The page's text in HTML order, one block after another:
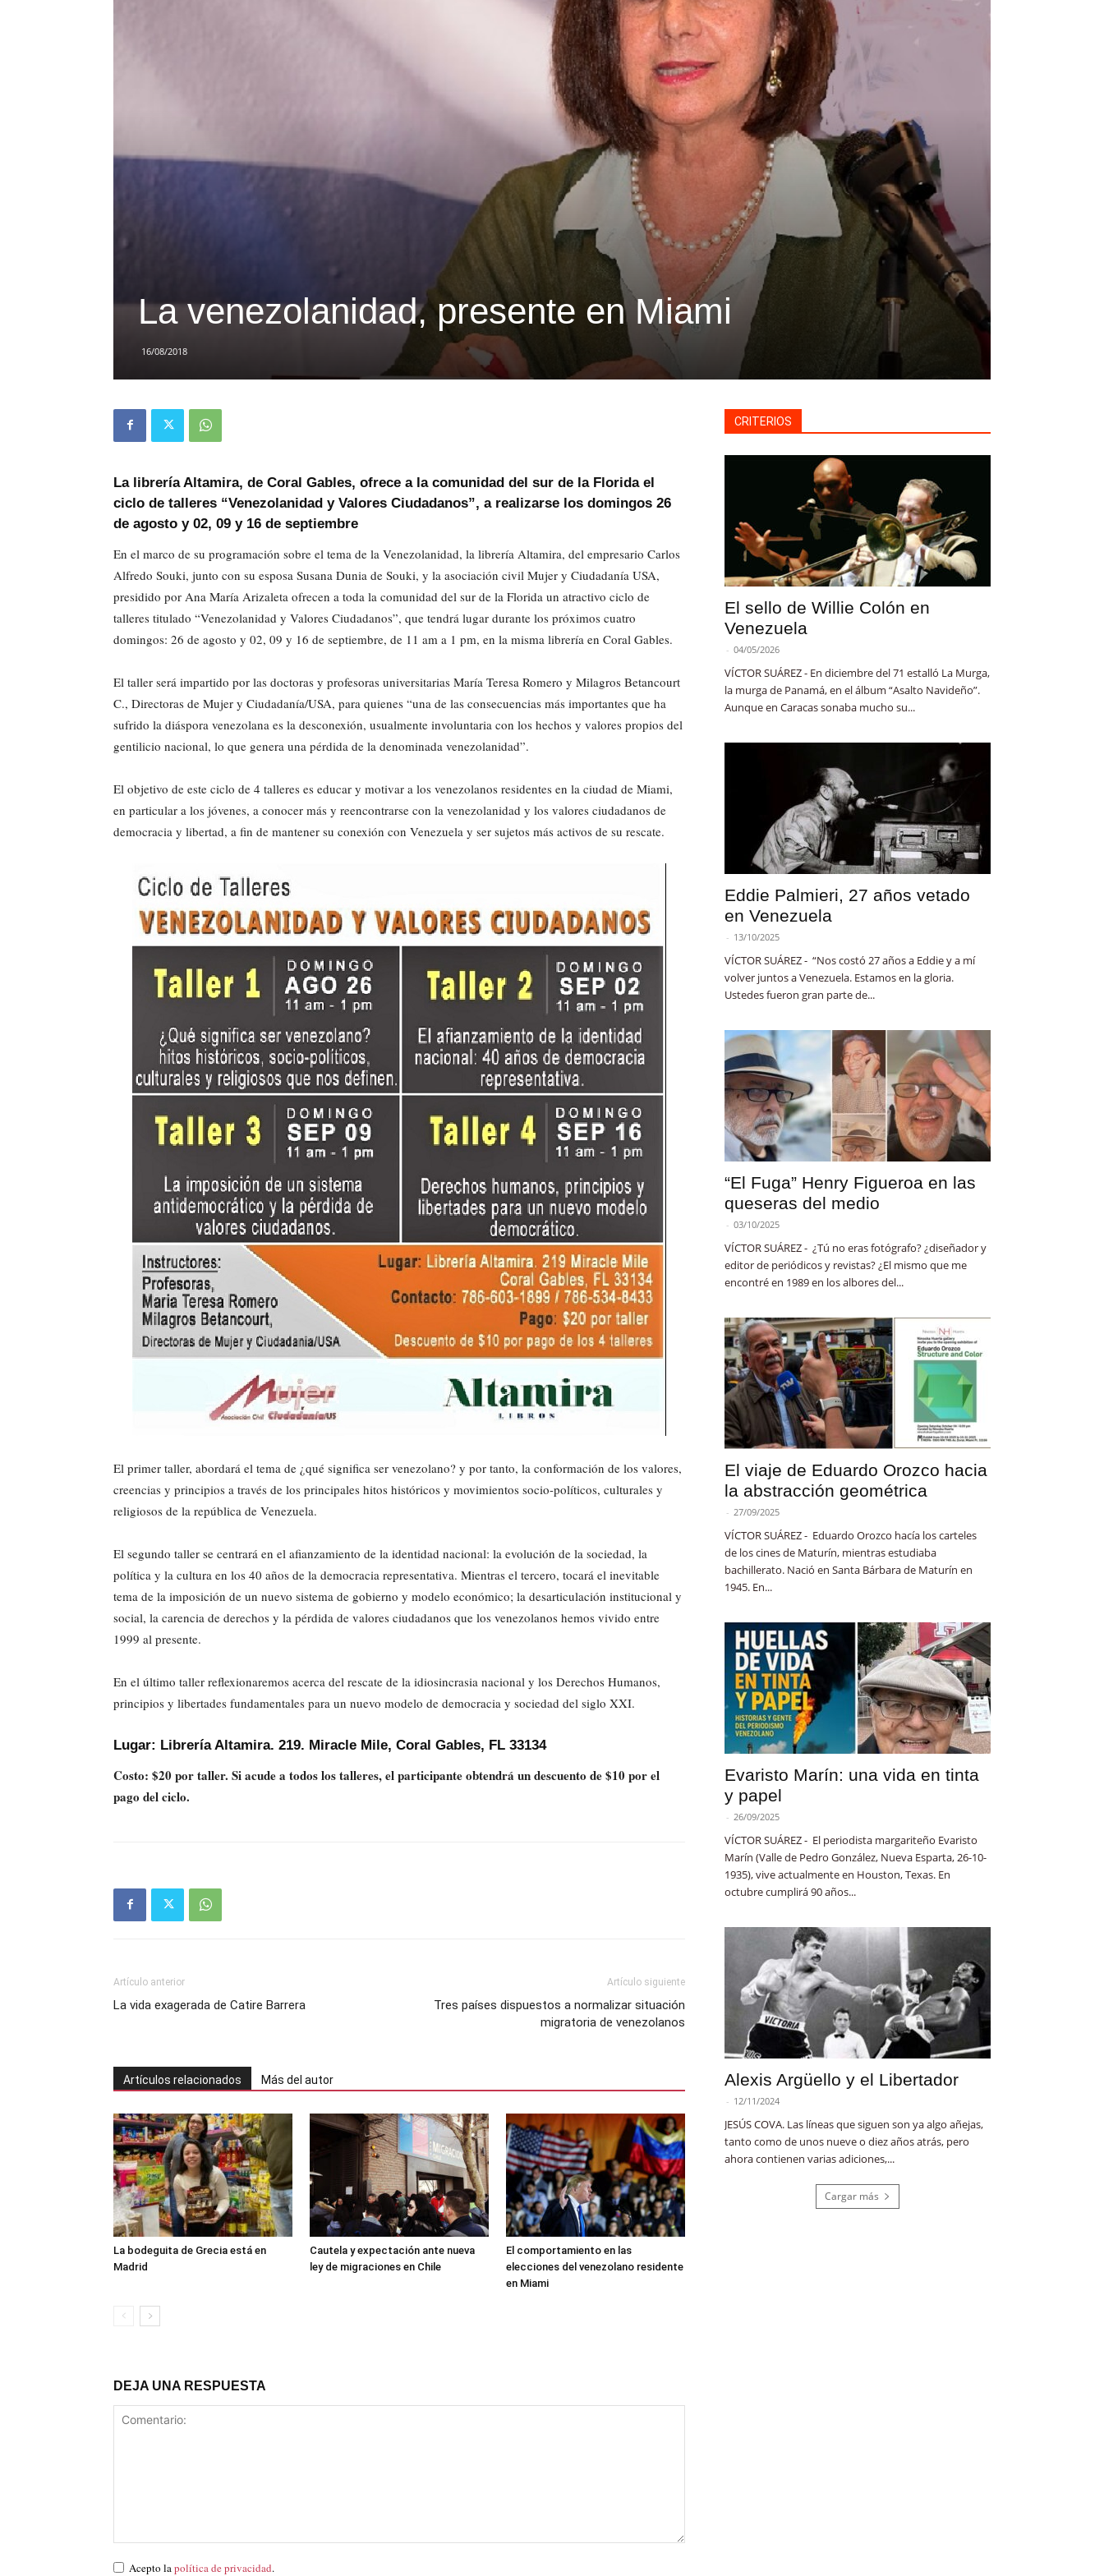
La venezolanidad, presente en Miami
16/08/2018
La librería Altamira, de Coral Gables, ofrece a la comunidad del sur de la Florida el
ciclo de talleres “Venezolanidad y Valores Ciudadanos”, a realizarse los domingos 26
de agosto y 02, 09 y 16 de septiembre
En el marco de su programación sobre el tema de la Venezolanidad, la librería Altamira, del empresario Carlos
Alfredo Souki, junto con su esposa Susana Dunia de Souki, y la asociación civil Mujer y Ciudadanía USA,
presidido por Ana María Arizaleta ofrecen a toda la comunidad del sur de la Florida un atractivo ciclo de
talleres titulado “Venezolanidad y Valores Ciudadanos”, que tendrá lugar durante los próximos cuatro
domingos: 26 de agosto y 02, 09 y 16 de septiembre, de 11 am a 1 pm, en la misma librería en Coral Gables.
El taller será impartido por las doctoras y profesoras universitarias María Teresa Romero y Milagros Betancourt
C., Directoras de Mujer y Ciudadanía/USA, para quienes “una de las consecuencias más importantes que ha
sufrido la diáspora venezolana es la desconexión, usualmente involuntaria con los hechos y valores propios del
gentilicio nacional, lo que genera una pérdida de la denominada venezolanidad”.
El objetivo de este ciclo de 4 talleres es educar y motivar a los venezolanos residentes en la ciudad de Miami,
en particular a los jóvenes, a conocer más y reencontrarse con la venezolanidad y los valores ciudadanos de
democracia y libertad, a fin de mantener su conexión con Venezuela y ser sujetos más activos de su rescate.
El primer taller, abordará el tema de ¿qué significa ser venezolano? y por tanto, la conformación de los valores,
creencias y principios a través de los principales hitos históricos y movimientos socio-políticos, culturales y
religiosos de la república de Venezuela.
El segundo taller se centrará en el afianzamiento de la identidad nacional: la evolución de la sociedad, la
política y la cultura en los 40 años de la democracia representativa. Mientras el tercero, tocará el inevitable
tema de la imposición de un nuevo sistema de gobierno y modelo económico; la desarticulación institucional y
social, la carencia de derechos y la pérdida de valores ciudadanos que los venezolanos hemos vivido entre
1999 al presente.
En el último taller reflexionaremos acerca del rescate de la idiosincrasia nacional y los Derechos Humanos,
principios y libertades fundamentales para un nuevo modelo de democracia y sociedad del siglo XXI.
Lugar: Librería Altamira. 219. Miracle Mile, Coral Gables, FL 33134
Costo: $20 por taller. Si acude a todos los talleres, el participante obtendrá un descuento de $10 por el
pago del ciclo.
Artículo anterior
La vida exagerada de Catire Barrera
Artículo siguiente
Tres países dispuestos a normalizar situación
migratoria de venezolanos
Artículos relacionados Más del autor
La bodeguita de Grecia está en
Madrid
Cautela y expectación ante nueva
ley de migraciones en Chile
El comportamiento en las
elecciones del venezolano residente
en Miami
DEJA UNA RESPUESTA
Acepto la política de privacidad.
CRITERIOS
El sello de Willie Colón en
Venezuela
- 04/05/2026
VÍCTOR SUÁREZ - En diciembre del 71 estalló La Murga,
la murga de Panamá, en el álbum “Asalto Navideño”.
Aunque en Caracas sonaba mucho su...
Eddie Palmieri, 27 años vetado
en Venezuela
- 13/10/2025
VÍCTOR SUÁREZ - “Nos costó 27 años a Eddie y a mí
volver juntos a Venezuela. Estamos en la gloria.
Ustedes fueron gran parte de...
“El Fuga” Henry Figueroa en las
queseras del medio
- 03/10/2025
VÍCTOR SUÁREZ - ¿Tú no eras fotógrafo? ¿diseñador y
editor de periódicos y revistas? ¿El mismo que me
encontré en 1989 en los albores del...
El viaje de Eduardo Orozco hacia
la abstracción geométrica
- 27/09/2025
VÍCTOR SUÁREZ - Eduardo Orozco hacía los carteles
de los cines de Maturín, mientras estudiaba
bachillerato. Nació en Santa Bárbara de Maturín en
1945. En...
Evaristo Marín: una vida en tinta
y papel
- 26/09/2025
VÍCTOR SUÁREZ - El periodista margariteño Evaristo
Marín (Valle de Pedro González, Nueva Esparta, 26-10-
1935), vive actualmente en Houston, Texas. En
octubre cumplirá 90 años...
Alexis Argüello y el Libertador
- 12/11/2024
JESÚS COVA. Las líneas que siguen son ya algo añejas,
tanto como de unos nueve o diez años atrás, pero
ahora contienen varias adiciones,...
Cargar más